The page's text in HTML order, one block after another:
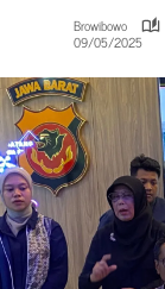
Browibowo
09/05/2025